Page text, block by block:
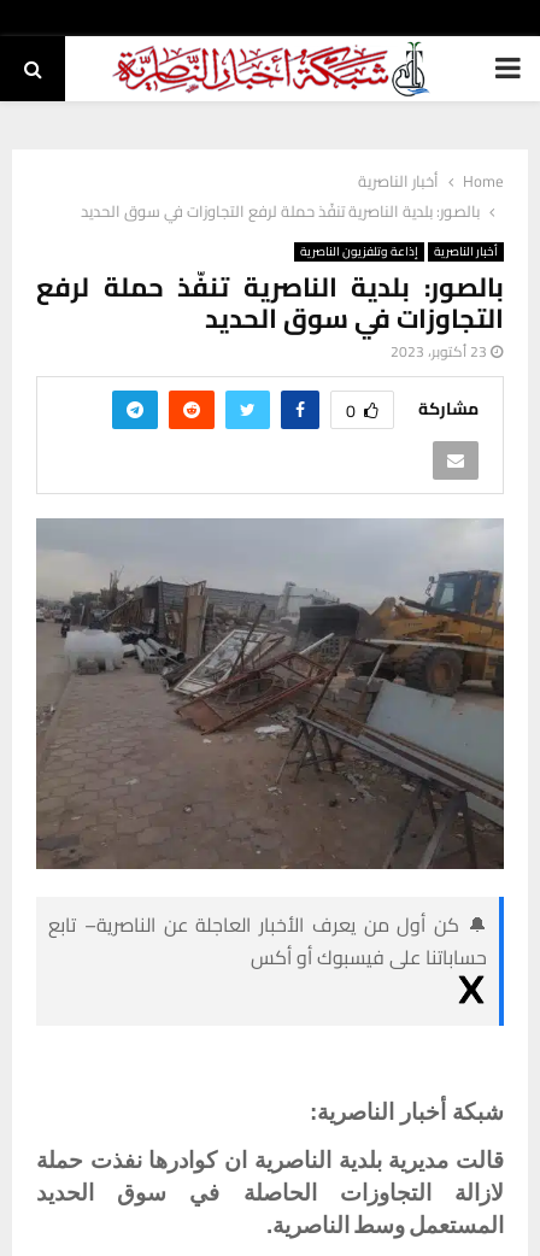
PRIMARY
Home
أخبار الناصرية
بالصور: بلدية الناصرية تنفّذ حملة لرفع التجاوزات في سوق الحديد
أخبار الناصرية إذاعة وتلفزيون الناصرية
بالصور: بلدية الناصرية تنفّذ حملة لرفع
التجاوزات في سوق الحديد
23 أكتوبر، 2023
مشاركة 0
🔔 كن أول من يعرف الأخبار العاجلة عن الناصرية– تابع
حساباتنا على فيسبوك أو أكس
شبكة أخبار الناصرية:
قالت مديرية بلدية الناصرية ان كوادرها نفذت حملة
لازالة
التجاوزات الحاصلة في سوق
الحديد
المستعملوسط الناصرية.